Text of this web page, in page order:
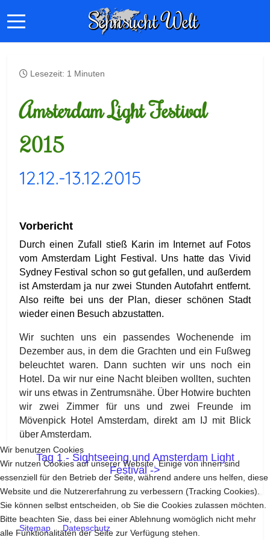
Lesezeit: 1 Minuten
Amsterdam Light Festival
2015
12.12.-13.12.2015
Vorbericht
Durch einen Zufall stieß Karin im Internet auf Fotos
vom Amsterdam Light Festival. Uns hatte das Vivid
Sydney Festival schon so gut gefallen, und außerdem
ist Amsterdam ja nur zwei Stunden Autofahrt entfernt.
Also reifte bei uns der Plan, dieser schönen Stadt
wieder einen Besuch abzustatten.
Wir suchten uns ein passendes Wochenende im
Dezember aus, in dem die Grachten und ein Fußweg
beleuchtet waren. Dann suchten wir uns noch ein
Hotel. Da wir nur eine Nacht bleiben wollten, suchten
wir uns etwas in Zentrumsnähe. Über Hotwire buchten
wir zwei Zimmer für uns und zwei Freunde im
Mövenpick Hotel Amsterdam, direkt am IJ mit Blick
über Amsterdam.
Tag 1 - Sightseeing und Amsterdam Light
Festival ->
Sitemap Datenschutz
Wir benutzen Cookies
Wir nutzen Cookies auf unserer Website. Einige von ihnen sind
essenziell für den Betrieb der Seite, während andere uns helfen, diese
Website und die Nutzererfahrung zu verbessern (Tracking Cookies).
Sie können selbst entscheiden, ob Sie die Cookies zulassen möchten.
Bitte beachten Sie, dass bei einer Ablehnung womöglich nicht mehr
alle Funktionalitäten der Seite zur Verfügung stehen.